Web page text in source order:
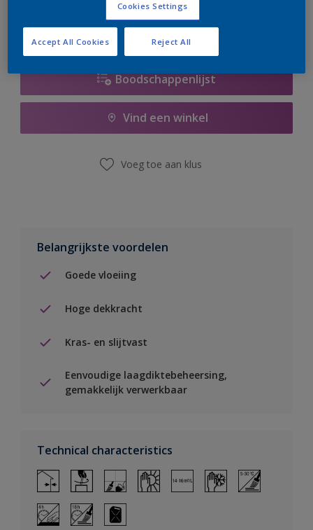
Boodschappenlijst
Vind een winkel
Voeg toe aan klus
Belangrijkste voordelen
Goede vloeiing
Hoge dekkracht
Kras- en slijtvast
Eenvoudige laagdiktebeheersing,
gemakkelijk verwerkbaar
Technical characteristics
Cookies Settings
Reject All
Accept All Cookies